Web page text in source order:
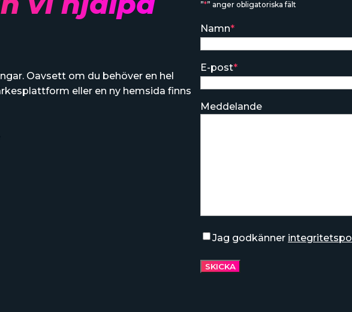
Oavsett om du behöver en hel
eller en ny hemsida finns
”*” anger obligatoriska fält
Namn*
E-post*
Meddelande
Samtycke*
Jag godkänner